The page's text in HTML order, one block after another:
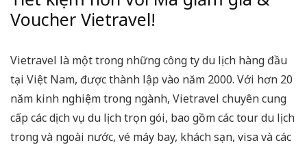
Voucher Vietravel!
Vietravel là một trong những công ty du lịch hàng đầu
tại Việt Nam, được thành lập vào năm 2000. Với hơn 20
năm kinh nghiệm trong ngành, Vietravel chuyên cung
cấp các dịch vụ du lịch trọn gói, bao gồm các tour du lịch
trong và ngoài nước, vé máy bay, khách sạn, visa và các